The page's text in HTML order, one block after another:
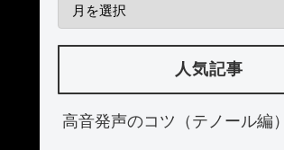
人気記事
高音発声のコツ（テノール編）